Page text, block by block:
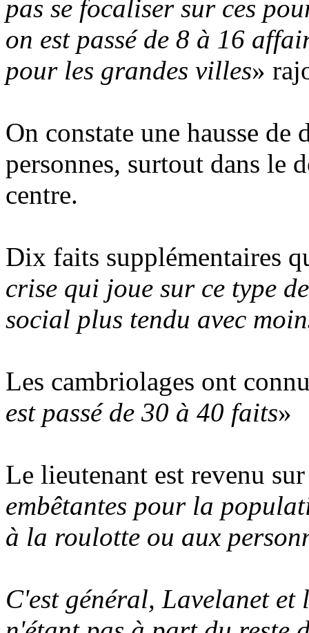
pas se focaliser sur ces
on est passé de 8 à 16
pour les grandes villes»
On constate une hausse de
personnes, surtout dans le
centre.
Dix faits supplémentaires
crise qui joue sur ce type
social plus tendu avec
Les cambriolages ont
est passé de 30 à 40 faits»
Le lieutenant est revenu
embêtantes pour la
à la roulotte ou aux
C'est général, Lavelanet